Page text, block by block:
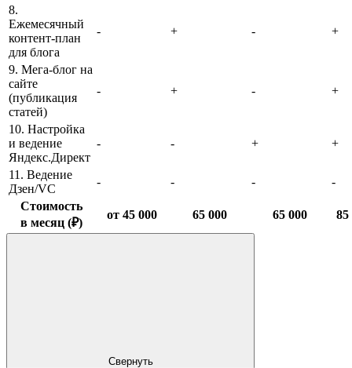
8.
Ежемесячный
контент-план
для блога
- + - +
9. Мега-блог на
сайте
(публикация
статей)
- + - +
10. Настройка
и ведение
Яндекс.Директ
- - + +
11. Ведение
Дзен/VC
- - -
-
Стоимость
в месяц (₽)
от 45 000 65 000 65 000 85
Свернуть